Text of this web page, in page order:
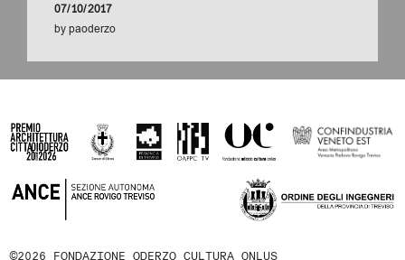
07/10/2017
by paoderzo
©2026 FONDAZIONE ODERZO CULTURA ONLUS